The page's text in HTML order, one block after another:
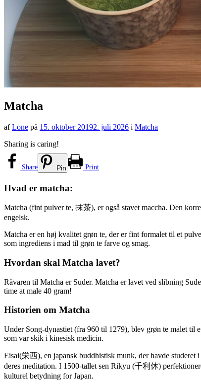
Matcha
afLone på 15. oktober 20192. juli 2026 i Matcha
Sharing is caring!
Share Pin Print
Hvad er matcha:
Matcha (fint pulver te, 抹茶), er også stavet maccha. Den
engelsk.
Matcha er en høj kvalitet grøn te, der er fint formalet til et
som ingrediens i mad til grøn te farve og smag.
Hvordan skal Matcha lavet?
Råvaren til Matcha er Suder. Matcha er lavet ved slibning
time at male 40 gram!
Historien om Matcha
Under Song-dynastiet (fra 960 til 1279), blev grøn te malet til
som var skik i kinesisk medicin.
Eisai(栄西), en japansk buddhistisk munk, der havde
deres meditation. I 1500-tallet sen Rikyu (千利休)
kulturel betydning for Japan.